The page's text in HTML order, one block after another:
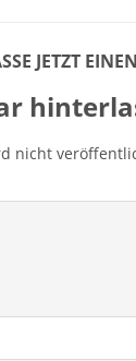
JETZT
nicht